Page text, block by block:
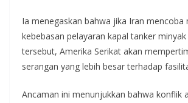
Ia menegaskan bahwa jika Iran mencoba
kebebasan pelayaran kapal tanker
tersebut, Amerika Serikat akan
serangan yang lebih besar terhadap
Ancaman ini menunjukkan bahwa konflik